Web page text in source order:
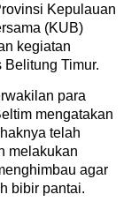
Kepulauan
(KUB)
kegiatan
Timur.
para
mengatakan
telah
melakukan
agar
bibir pantai.